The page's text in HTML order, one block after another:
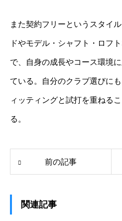
また契約フリーというスタイ
ドやモデル・シャフト・ロフ
で、自身の成長やコース環境
ている。自分のクラブ選びに
ィッティングと試打を重ねる
る。
前の記事
関連記事